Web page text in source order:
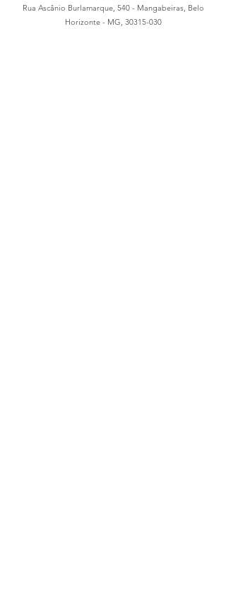
Rua Ascânio Burlamarque, 540 - Mangabeiras, Belo
Horizonte - MG, 30315-030